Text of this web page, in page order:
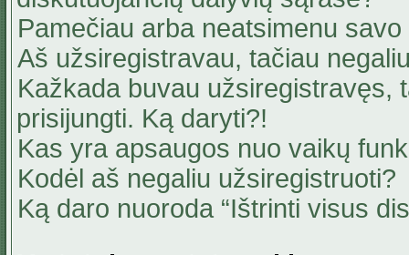
Pamečiau arba neatsimenu
Aš užsiregistravau, tačiau
Kažkada buvau užsiregistravęs,
prisijungti. Ką daryti?!
Kas yra apsaugos nuo vaikų
Kodėl aš negaliu užsiregistruoti?
Ką daro nuoroda “Ištrinti visus